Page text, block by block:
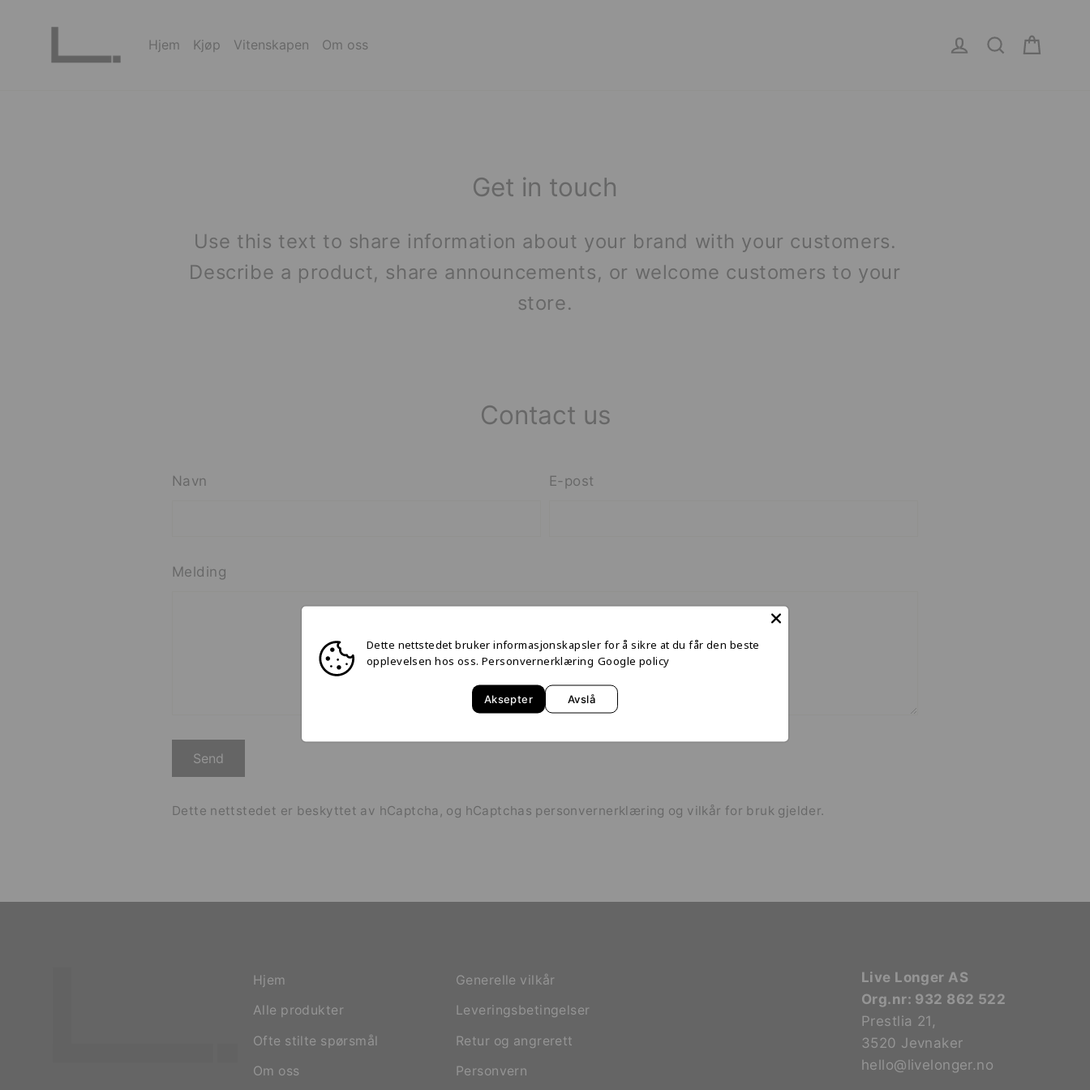
Hjem Kjøp Vitenskapen Om oss Logg innSøk
Get in touch
Use this text to share information about your brand with your customers.
Describe a product, share announcements, or welcome customers to your
store.
Contact us
Navn E-post
Melding
Send
Send
Dette nettstedet er beskyttet av hCaptcha, og hCaptchas personvernerklæring og vilkår for brukgjelder.
Hjem
Alle produkter
Ofte stilte spørsmål
Om oss
Generelle vilkår
Leveringsbetingelser
Retur og angrerett
Personvern
Live Longer AS
Org.nr: 932 862 522
Prestlia 21,
3520 Jevnaker
hello@livelonger.no
Dette nettstedet bruker informasjonskapsler for å sikre at du får den beste
opplevelsen hos oss. Personvernerklæring Google policy
Aksepter Avslå